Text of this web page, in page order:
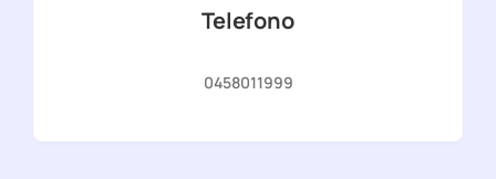
Telefono
0458011999